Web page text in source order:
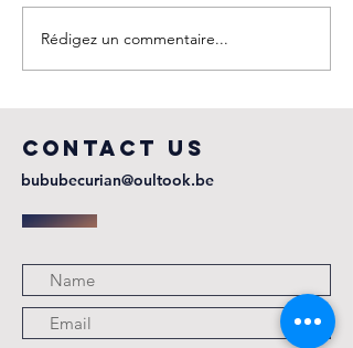
Rédigez un commentaire...
COntact us
bububecurian@oultook.be